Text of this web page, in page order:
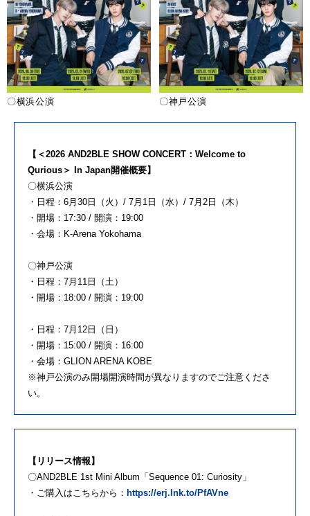
〇横浜公演 〇神戸公演
【＜2026 AND2BLE SHOW CONCERT：Welcome to
Qurious＞ In Japan開催概要】
〇横浜公演
・日程：6月30日（火）/ 7月1日（水）/ 7月2日（木）
・開場：17:30 / 開演：19:00
・会場：K-Arena Yokohama
〇神戸公演
・日程：7月11日（土）
・開場：18:00 / 開演：19:00
・日程：7月12日（日）
・開場：15:00 / 開演：16:00
・会場：GLION ARENA KOBE
※神戸公演のみ開場開演時間が異なりますのでご注意くださ
い。
【リリース情報】
〇AND2BLE 1st Mini Album「Sequence 01: Curiosity」
・ご購入はこちらから： https://erj.lnk.to/PfAVne